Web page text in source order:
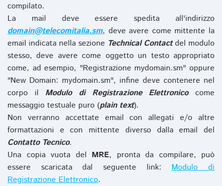
compilato.
La mail deve essere spedita all'indirizzo
domain@telecomitalia.sm, deve avere come mittente la
email indicata nella sezione Technical Contactdel modulo
stesso, deve avere come oggetto un testo appropriato
come, ad esempio, "Registrazione mydomain.sm" oppure
"New Domain: mydomain.sm", infine deve contenere nel
corpo il Modulo di Registrazione Elettronicocome
messaggio testuale puro (plain text).
Non verranno accettate email con allegati e/o altre
formattazioni e con mittente diverso dalla email del
Contatto Tecnico.
Una copia vuota del MRE, pronta da compilare, può
essere scaricata dal seguente link:Modulo di
Registrazione Elettronico.